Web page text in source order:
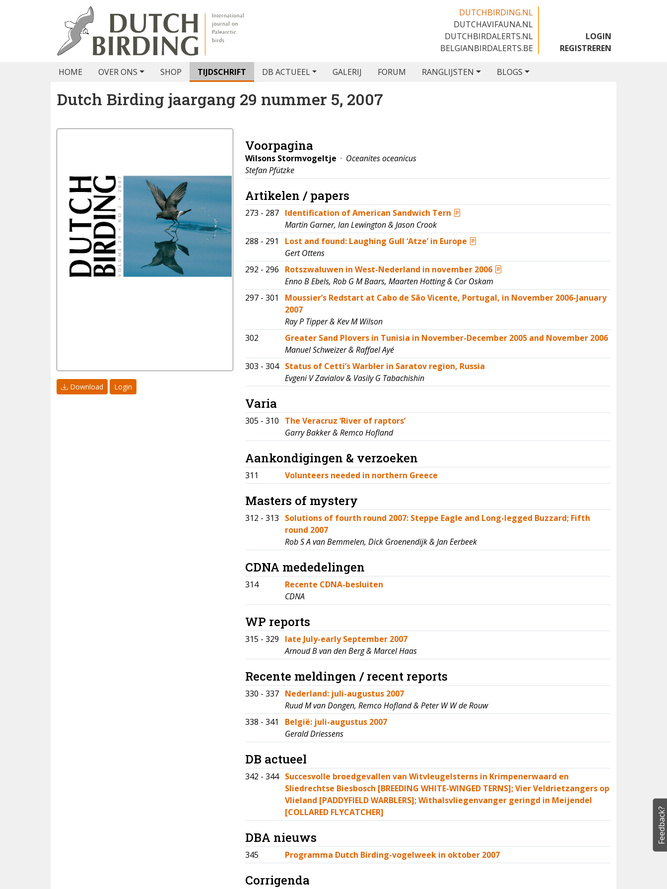
DUTCHBIRDING.NL
DUTCHAVIFAUNA.NL
DUTCHBIRDALERTS.NL
BELGIANBIRDALERTS.BE
LOGIN
REGISTREREN
HOME OVER ONS SHOP TIJDSCHRIFT DB ACTUEEL GALERIJ FORUM RANGLIJSTEN BLOGS
Dutch Birding jaargang 29 nummer 5, 2007
Download Login
Voorpagina
Wilsons Stormvogeltje · Oceanites oceanicus
Stefan Pfützke
Artikelen / papers
273 - 287 Identification of American Sandwich Tern
Martin Garner, Ian Lewington & Jason Crook
288 - 291
Lost and found: Laughing Gull ‘Atze’ in Europe
Gert Ottens
292 - 296
Rotszwaluwen in West-Nederland in november 2006
Enno B Ebels, Rob G M Baars, Maarten Hotting & Cor Oskam
297 - 301
Moussier’s Redstart at Cabo de São Vicente, Portugal, in November 2006-January
2007
Ray P Tipper & Kev M Wilson
302
Greater Sand Plovers in Tunisia in November-December 2005 and November 2006
Manuel Schweizer & Raffael Ayé
303 - 304 Status of Cetti’s Warbler in Saratov region, Russia
Evgeni V Zavialov & Vasily G Tabachishin
Varia
305 - 310
The Veracruz ‘River of raptors’
Garry Bakker & Remco Hofland
Aankondigingen & verzoeken
311 Volunteers needed in northern Greece
Masters of mystery
312 - 313
Solutions of fourth round 2007: Steppe Eagle and Long-legged Buzzard; Fifth
round 2007
Rob S A van Bemmelen, Dick Groenendijk & Jan Eerbeek
CDNA mededelingen
314
Recente CDNA-besluiten
CDNA
WP reports
315 - 329
late July-early September 2007
Arnoud B van den Berg & Marcel Haas
Recente meldingen / recent reports
330 - 337 Nederland: juli-augustus 2007
Ruud M van Dongen, Remco Hofland & Peter W W de Rouw
338 - 341
België: juli-augustus 2007
Gerald Driessens
DB actueel
342 - 344 Succesvolle broedgevallen van Witvleugelsterns in Krimpenerwaard en
Sliedrechtse Biesbosch [BREEDING WHITE-WINGED TERNS]; Vier Veldrietzangers op
Vlieland [PADDYFIELD WARBLERS]; Withalsvliegenvanger geringd in Meijendel
[COLLARED FLYCATCHER]
DBA nieuws
345 Programma Dutch Birding-vogelweek in oktober 2007
Corrigenda
Feedback?